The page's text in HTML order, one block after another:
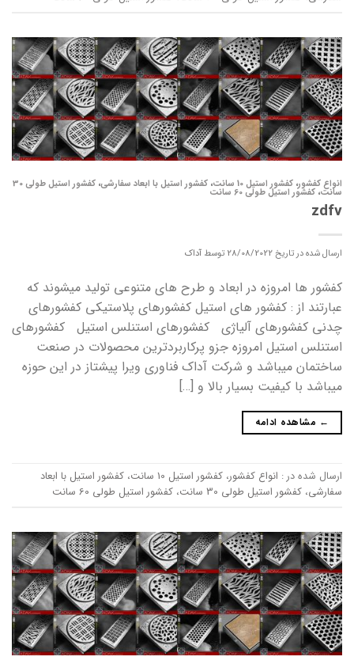
انواع کفشور، کفشور استیل 10 سانت ، کفشور استیل با ابعاد سفارشی، کفشور استیل طولی 30
سانت، کفشور استیل طولی 60 سانت
zdfv
ارسال شده در تاریخ28/08/2022 توسط آداک
کفشور ها امروزه در ابعاد و طرح های متنوعی تولید میشوند که
عبارتند از : کفشور های استیل کفشورهای پلاستیکی کفشورهای
چدنی کفشورهای آلیاژی کفشورهای استنلس استیل کفشورهای
استنلس استیل امروزه جزو پرکاربردترین محصولات در صنعت
ساختمان میباشد و شرکت آداک فناوری ویرا پیشتاز در این حوزه
میباشد با کیفیت بسیار بالا و […]
← مشاهده ادامه
ارسال شده در : انواع کفشور، کفشور استیل 10 سانت ، کفشور استیل با ابعاد
سفارشی، کفشور استیل طولی 30 سانت ، کفشور استیل طولی 60 سانت